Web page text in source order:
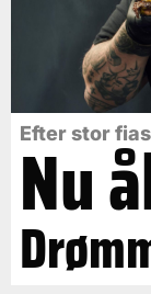
Efter stor
Nu